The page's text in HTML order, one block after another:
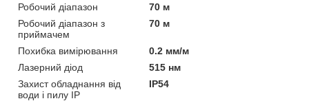
Робочий діапазон
70 м
Робочий діапазон з
приймачем
70 м
Похибка вимірювання
0.2 мм/м
Лазерний діод
515 нм
Захист обладнання від
води і пилу IP
IP54